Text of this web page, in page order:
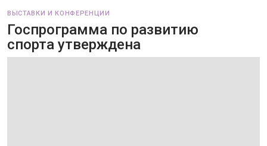
ВЫСТАВКИ И КОНФЕРЕНЦИИ
Госпрограмма по развитию
спорта утверждена